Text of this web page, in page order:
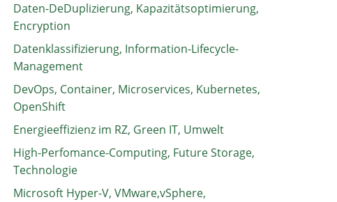
Daten-DeDuplizierung, Kapazitätsoptimierung,
Encryption
Datenklassifizierung, Information-Lifecycle-
Management
DevOps, Container, Microservices, Kubernetes,
OpenShift
Energieeffizienz im RZ, Green IT, Umwelt
High-Perfomance-Computing, Future Storage,
Technologie
Microsoft Hyper-V, VMware,vSphere,